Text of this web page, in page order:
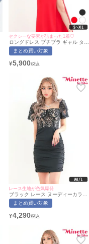
セクシーな要素が詰まった1着♡
ロングドレス プチプラ ギャル タイ
ト オフショル スリット セクシー ラ
ウンジ キャミソール シアー 谷間 背
(あおぽん着用/S~XLサイズ対応) |
まとめ買い対象
¥5,900
レース生地が色気爆発
ブラック レース ヌーディーカラー
半袖 ハイウエスト タイト ミニドレ
ス (Mサイズ/Lサイズ)(あおぽん/キャ
ット]
まとめ買い対象
¥4,290